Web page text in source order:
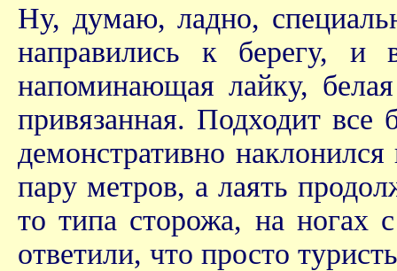
Ну, думаю, ладно,
направились к берегу, и
напоминающая лайку,
привязанная. Подходит
демонстративно
пару метров, а лаять
то типа сторожа, на
ответили, что просто